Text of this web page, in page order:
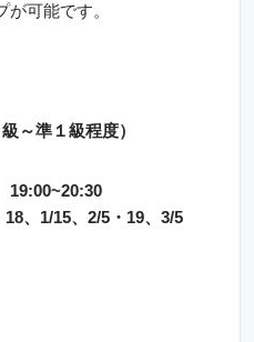
可能です。
～準１級程度）
、1/15、2/5・19、3/5